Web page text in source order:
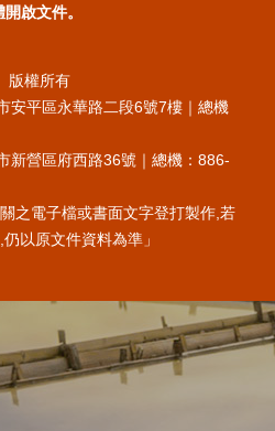
啟文件。
版權所有
安平區永華路二段6號7樓｜總機
新營區府西路36號｜總機：886-
之電子檔或書面文字登打製作,若
以原文件資料為準」